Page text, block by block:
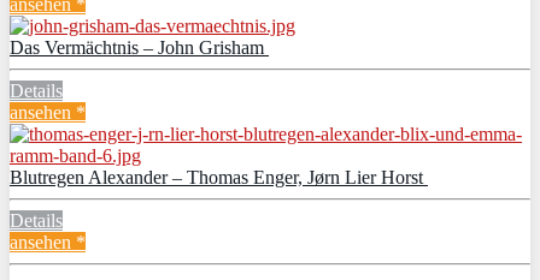
ansehen *
Das Vermächtnis – John Grisham
Details
ansehen *
Blutregen Alexander – Thomas Enger, Jørn Lier Horst
Details
ansehen *